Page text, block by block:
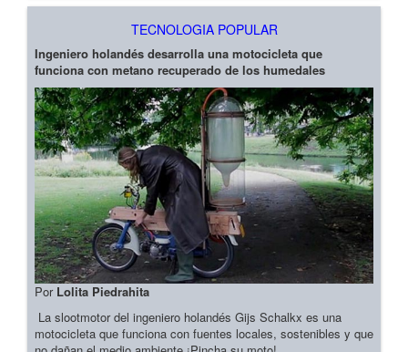
TECNOLOGIA POPULAR
Ingeniero holandés desarrolla una motocicleta que
funciona con metano recuperado de los humedales
Por Lolita Piedrahita
La slootmotor del ingeniero holandés Gijs Schalkx es una
motocicleta que funciona con fuentes locales, sostenibles y que